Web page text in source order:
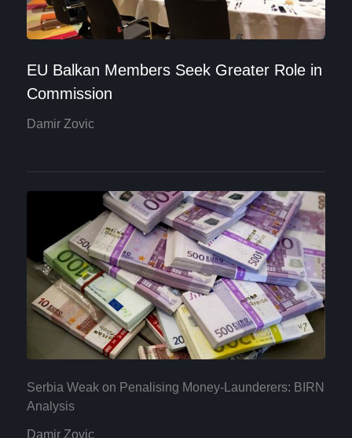
EU Balkan Members Seek Greater Role in
Commission
Damir Zovic
Serbia Weak on Penalising Money-Launderers: BIRN
Analysis
Damir Zovic